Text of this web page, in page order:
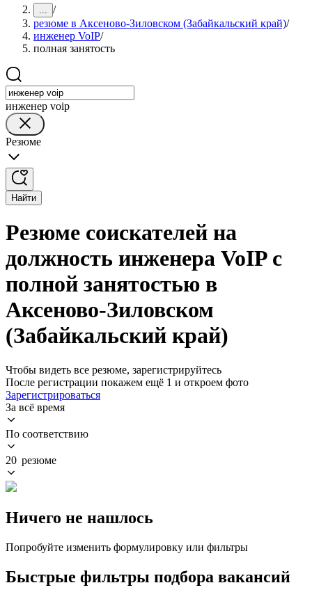
... /
резюме в Аксеново-Зиловском (Забайкальский край)/
инженер VoIP/
полная занятость
инженер voip
Резюме
Найти
Резюме соискателей на
должность инженера VoIP с
полной занятостью в
Аксеново-Зиловском
(Забайкальский край)
Чтобы видеть все резюме, зарегистрируйтесь
После регистрации покажем ещё 1 и откроем фото
Зарегистрироваться
За всё время
По соответствию
20 резюме
Ничего не нашлось
Попробуйте изменить формулировку или фильтры
Быстрые фильтры подбора вакансий